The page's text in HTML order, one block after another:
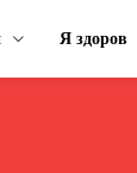
Я здоров